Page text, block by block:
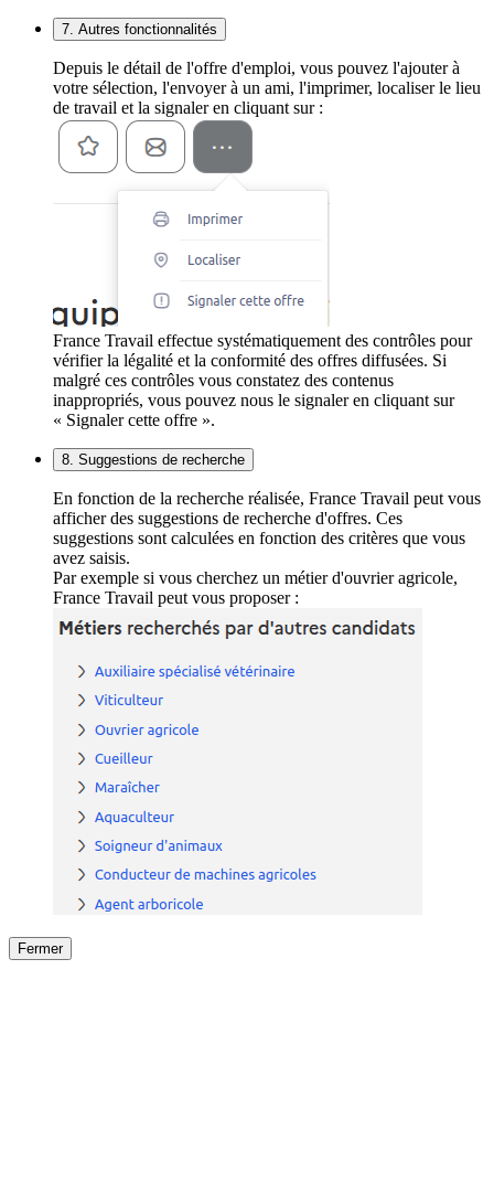
7. Autres fonctionnalités
Depuis le détail de l'offre d'emploi, vous pouvez l'ajouter à
votre sélection, l'envoyer à un ami, l'imprimer, localiser le lieu
de travail et la signaler en cliquant sur :
France Travail effectue systématiquement des contrôles pour
vérifier la légalité et la conformité des offres diffusées. Si
malgré ces contrôles vous constatez des contenus
inappropriés, vous pouvez nous le signaler en cliquant sur
« Signaler cette offre ».
8. Suggestions de recherche
En fonction de la recherche réalisée, France Travail peut vous
afficher des suggestions de recherche d'offres. Ces
suggestions sont calculées en fonction des critères que vous
avez saisis.
Par exemple si vous cherchez un métier d'ouvrier agricole,
France Travail peut vous proposer :
Fermer